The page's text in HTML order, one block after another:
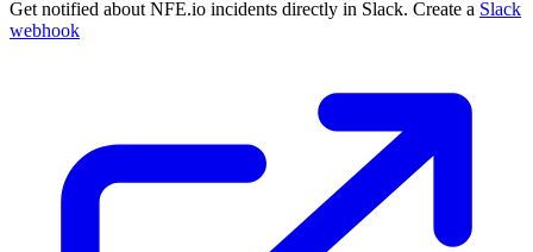
Get notified about NFE.io incidents directly in Slack. Create a Slack
webhook